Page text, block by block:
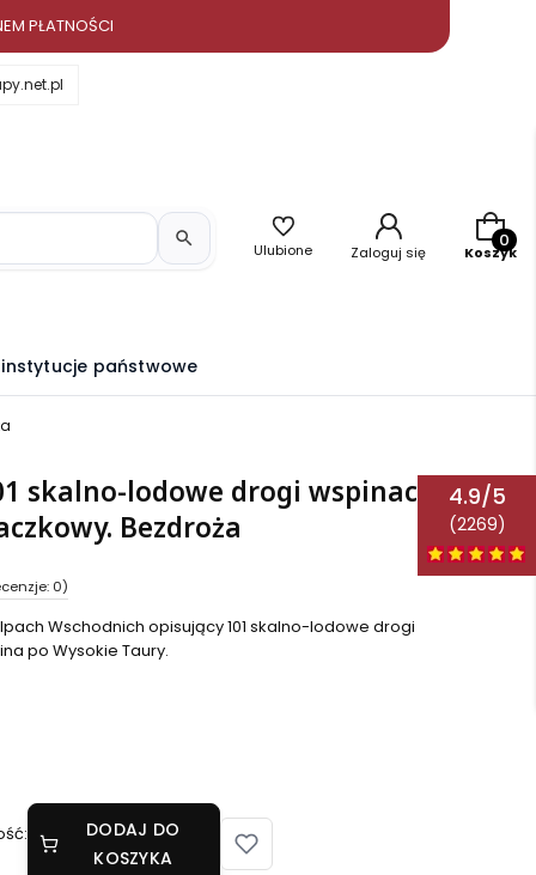
PŁATNOŚCI
Ulubione Zaloguj się Koszyk
instytucje państwowe
skalno-lodowe drogi wspinaczkowe.
Bezdroża
0)
Wschodnich opisujący 101 skalno-lodowe drogi
po Wysokie Taury.
DODAJ DO
KOSZYKA
4.9/5
(2269)